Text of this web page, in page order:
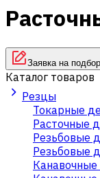
Заявка на
Каталог товаров
Резцы
Токарные
Расточные
Резьбовые
Резьбовые